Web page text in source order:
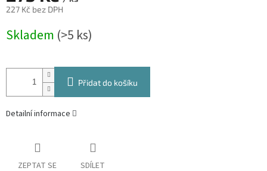
227 Kč bez DPH
cena:
Skladem (>5 ks)
Přidat do košíku
Detailní informace
ZEPTAT SE SDÍLET